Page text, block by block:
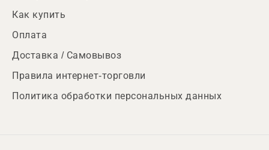
Как купить
Оплата
Доставка / Самовывоз
Правила интернет-торговли
Политика обработки персональных данных